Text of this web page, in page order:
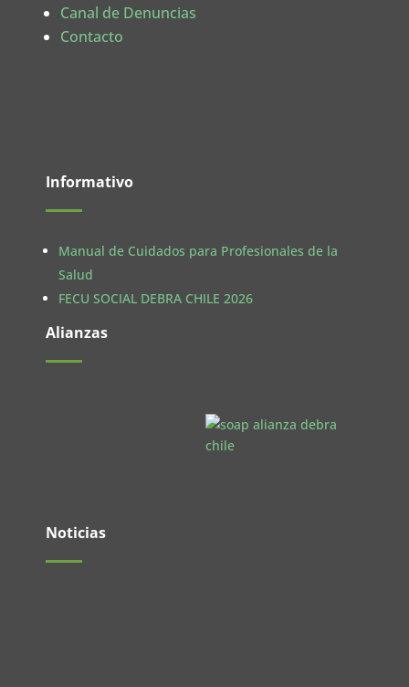
Canal de Denuncias
Contacto
Informativo
Manual de Cuidados para Profesionales de la
Salud
FECU SOCIAL DEBRA CHILE 2026
Alianzas
Noticias